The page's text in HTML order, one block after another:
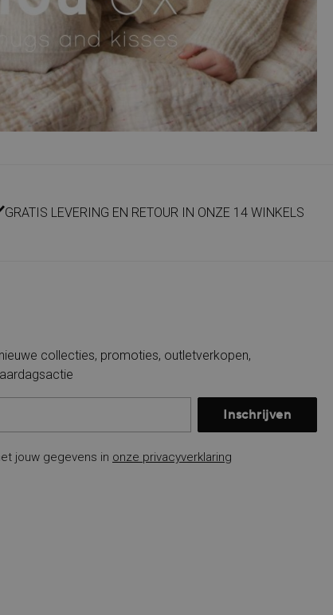
GRATIS LEVERING EN RETOUR IN ONZE 14 WINKELS
collecties, promoties, outletverkopen,
Inschrijven
jouw gegevens in onze privacyverklaring